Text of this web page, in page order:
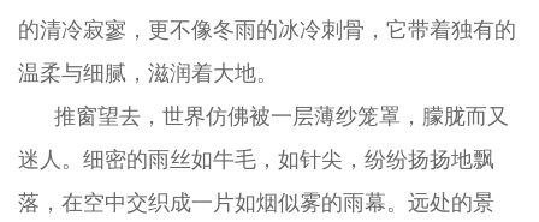
的清冷寂寥，更不像冬雨的冰冷刺骨，它带着独有的
温柔与细腻，滋润着大地。
推窗望去，世界仿佛被一层薄纱笼罩，朦胧而又
迷人。细密的雨丝如牛毛，如针尖，纷纷扬扬地飘
落，在空中交织成一片如烟似雾的雨幕。远处的景